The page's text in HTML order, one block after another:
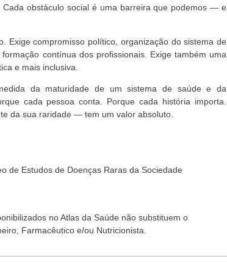
obstáculo social é uma barreira que podemos — e
Exige compromisso político, organização do sistema de
contínua dos profissionais. Exige também uma
e mais inclusiva.
da maturidade de um sistema de saúde e da
cada pessoa conta. Porque cada história importa.
da sua raridade — tem um valor absoluto.
de Estudos de Doenças Raras da Sociedade
no Atlas da Saúde não substituem o
Farmacêutico e/ou Nutricionista.